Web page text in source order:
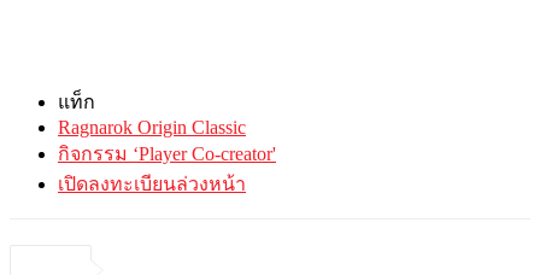
แท็ก
Ragnarok Origin Classic
กิจกรรม ‘Player Co-creator'
เปิดลงทะเบียนล่วงหน้า